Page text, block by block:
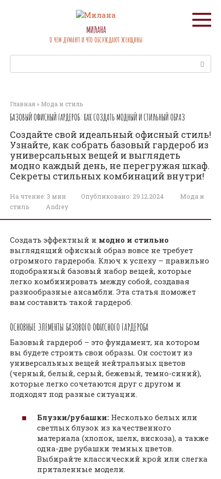
МИЛАНА
О ЧЕМ ДУМАЮТ И ЧТО ОБСУЖДАЮТ ЖЕНЩИНЫ
Главная » Мода и стиль
БАЗОВЫЙ ОФИСНЫЙ ГАРДЕРОБ: КАК СОЗДАТЬ МОДНЫЙ И СТИЛЬНЫЙ ОБРАЗ
Создайте свой идеальный офисный стиль!
Узнайте, как собрать базовый гардероб из
универсальных вещей и выглядеть
модно каждый день, не перегружая шкаф.
Секреты стильных комбинаций внутри!
На чтение: 3 мин Опубликовано: 29.12.2024
Мода и
стиль
Andrey
Создать эффектный и модно и стильно
выглядящий офисный образ вовсе не требует
огромного гардероба. Ключ к успеху – правильно
подобранный базовый набор вещей‚ которые
легко комбинировать между собой‚ создавая
разнообразные ансамбли. Эта статья поможет
вам составить такой гардероб.
ОСНОВНЫЕ ЭЛЕМЕНТЫ БАЗОВОГО ОФИСНОГО ГАРДЕРОБА
Базовый гардероб – это фундамент‚ на котором
вы будете строить свои образы. Он состоит из
универсальных вещей нейтральных цветов
(черный‚ белый‚ серый‚ бежевый‚ темно-синий)‚
которые легко сочетаются друг с другом и
подходят под разные ситуации.
Блузки/рубашки: Несколько белых или
светлых блузок из качественного
материала (хлопок‚ шелк‚ вискоза)‚ а также
одна-две рубашки темных цветов.
Выбирайте классический крой или слегка
приталенные модели.